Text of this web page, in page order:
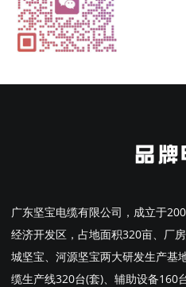
广东坚宝电缆有限公司，成立于
经济开发区，占地面积320亩、厂
城坚宝、河源坚宝两大研发生产基
缆生产线320台(套)、辅助设备160